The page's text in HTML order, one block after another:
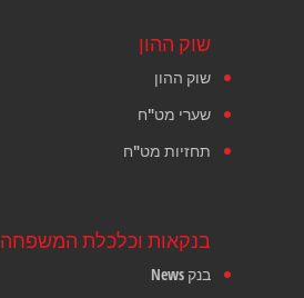
שוק ההון
שוק ההון
שערי מט"ח
תחזיות מט"ח
בנקאות וכלכלת המשפחה
בנק News